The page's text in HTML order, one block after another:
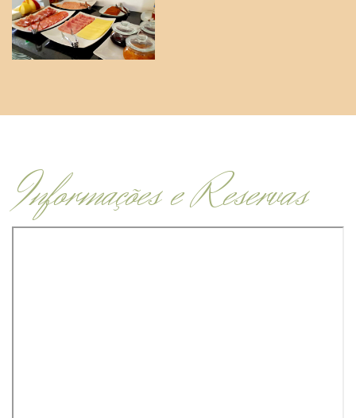
Informações e Reservas